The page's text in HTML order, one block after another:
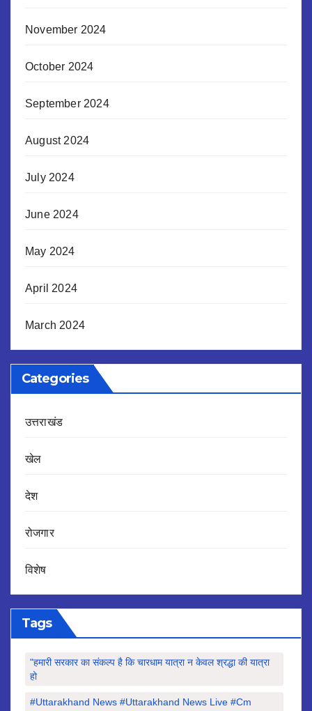
November 2024
October 2024
September 2024
August 2024
July 2024
June 2024
May 2024
April 2024
March 2024
Categories
उत्तराखंड
खेल
देश
रोजगार
विशेष
Tags
"हमारी सरकार का संकल्प है कि चारधाम यात्रा न केवल श्रद्धा की यात्रा
हो
#Uttarakhand News #uttarakhand News Live #cm